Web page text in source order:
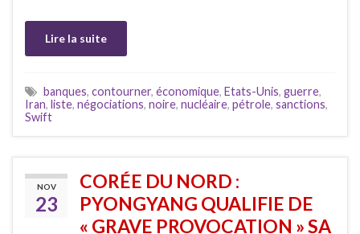
Lire la suite
banques, contourner, économique, Etats-Unis, guerre,
Iran, liste, négociations, noire, nucléaire, pétrole, sanctions,
Swift
NOV
23
CORÉE DU NORD :
PYONGYANG QUALIFIE DE
« GRAVE PROVOCATION » SA